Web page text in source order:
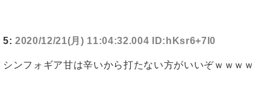
5: 2020/12/21(月) 11:04:32.004 ID:hKsr6+7l0
シンフォギア甘は辛いから打たない方がいいぞｗｗｗｗ